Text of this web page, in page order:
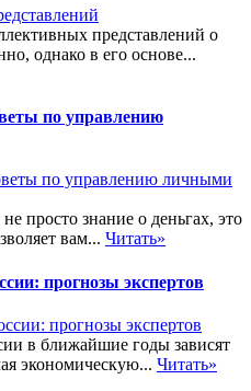
представлений о
однако в его основе...
по управлению
просто знание о деньгах, это
вам... Читать»
прогнозы экспертов
в ближайшие годы зависят
экономическую... Читать»